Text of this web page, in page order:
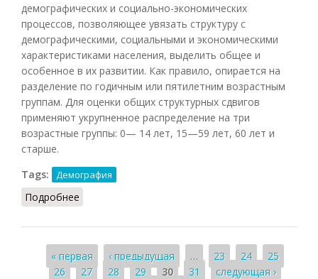
демографических и социально-экономических
процессов, позволяющее увязать структуру с
демографическими, социальными и экономическими
характеристиками населения, выделить общее и
особенное в их развитии. Как правило, опирается на
разделение по годичным или пятилетним возрастным
группам. Для оценки общих структурных сдвигов
применяют укрупненное распределение на три
возрастные группы: 0— 14 лет, 15—59 лет, 60 лет и
старше.
Tags:
Демография
Подробнее
Страницы
« первая ‹ предыдущая … 23 24
25
26
27 28 29 30 31
следующая ›